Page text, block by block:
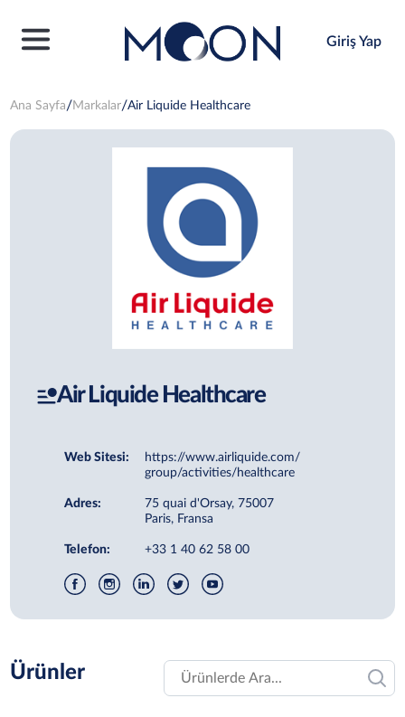
Giriş Yap
Ana Sayfa Markalar Air Liquide Healthcare
Air Liquide Healthcare
Web Sitesi:
https://www.airliquide.com/
group/activities/healthcare
Adres:
75 quai d'Orsay, 75007
Paris, Fransa
Telefon: +33 1 40 62 58 00
Ürünler